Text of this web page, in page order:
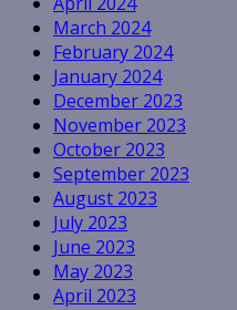
March 2024
February 2024
January 2024
December 2023
November 2023
October 2023
September 2023
August 2023
July 2023
June 2023
May 2023
April 2023